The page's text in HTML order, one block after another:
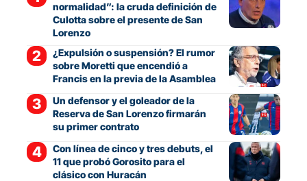
normalidad”: la cruda definición de
Culotta sobre el presente de San
Lorenzo
¿Expulsión o suspensión? El rumor
sobre Moretti que encendió a
Francis en la previa de la Asamblea
Un defensor y el goleador de la
Reserva de San Lorenzo firmarán
su primer contrato
Con línea de cinco y tres debuts, el
11 que probó Gorosito para el
clásico con Huracán